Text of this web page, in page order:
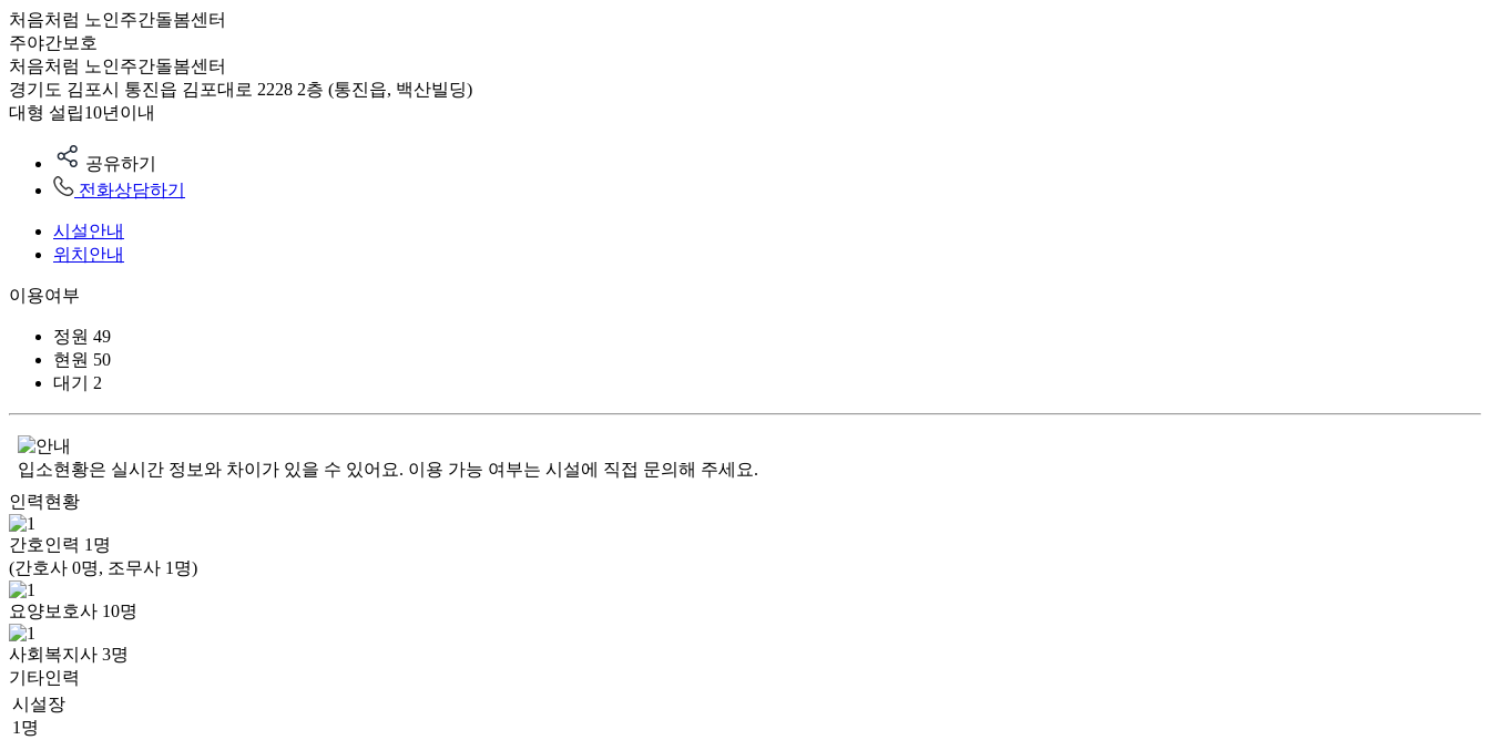
처음처럼 노인주간돌봄센터
주야간보호
처음처럼 노인주간돌봄센터
경기도 김포시 통진읍 김포대로 2228 2층 (통진읍, 백산빌딩)
대형 설립10년이내
공유하기
전화상담하기
시설안내
위치안내
이용여부
정원 49
현원 50
대기
2
입소현황은 실시간 정보와 차이가 있을 수 있어요. 이용 가능 여부는 시설에 직접 문의해 주세요.
인력현황
간호인력 1 명
(간호사 0명, 조무사 1명)
요양보호사 10명
사회복지사 3명
기타인력
시설장
1명